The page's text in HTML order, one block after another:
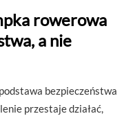
rowerowa
a nie
bezpieczeństwa
przestaje działać,